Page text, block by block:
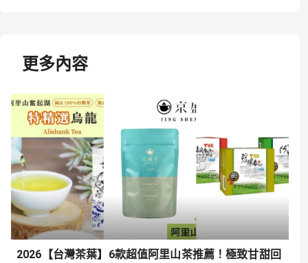
更多內容
2026【台灣茶葉】6款超值阿里山茶推薦！極致甘甜回